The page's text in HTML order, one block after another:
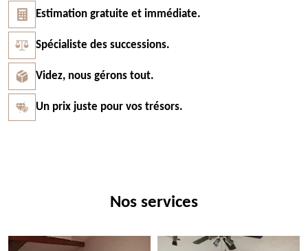
Estimation gratuite et immédiate.
Spécialiste des successions.
Videz, nous gérons tout.
Un prix juste pour vos trésors.
Nos services